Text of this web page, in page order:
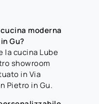
moderna
Gu?
la cucina Lube
showroom
in Via
Pietro in Gu.